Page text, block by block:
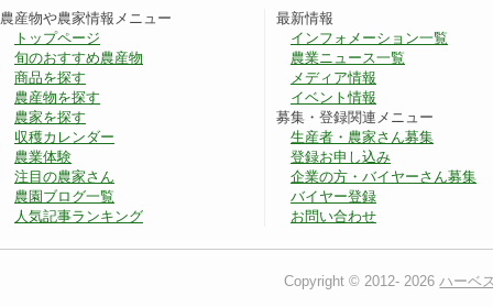
農産物や農家情報メニュー
トップページ
旬のおすすめ農産物
商品を探す
農産物を探す
農家を探す
収穫カレンダー
農業体験
注目の農家さん
農園ブログ一覧
人気記事ランキング
最新情報
インフォメーション一覧
農業ニュース一覧
メディア情報
イベント情報
募集・登録関連メニュー
生産者・農家さん募集
登録お申し込み
企業の方・バイヤーさん募集
バイヤー登録
お問い合わせ
Copyright © 2012- 2026 ハーベ